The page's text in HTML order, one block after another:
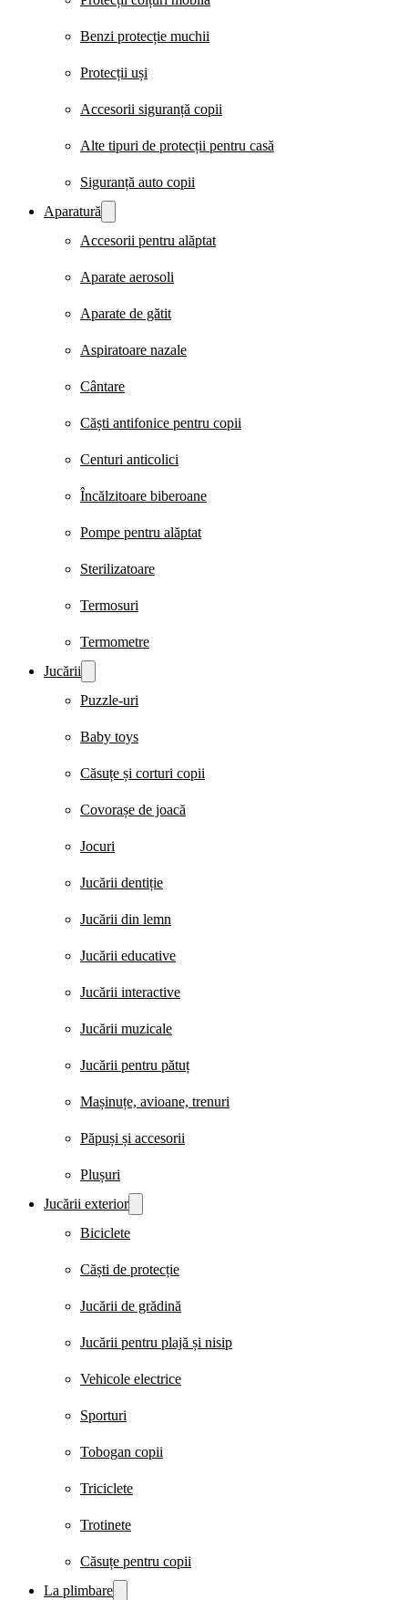
Benzi protecție muchii
Protecții uși
Accesorii siguranță copii
Alte tipuri de protecții pentru casă
Siguranță auto copii
Aparatură
Accesorii pentru alăptat
Aparate aerosoli
Aparate de gătit
Aspiratoare nazale
Cântare
Căști antifonice pentru copii
Centuri anticolici
Încălzitoare biberoane
Pompe pentru alăptat
Sterilizatoare
Termosuri
Termometre
Jucării
Puzzle-uri
Baby toys
Căsuțe și corturi copii
Covorașe de joacă
Jocuri
Jucării dentiție
Jucării din lemn
Jucării educative
Jucării interactive
Jucării muzicale
Jucării pentru pătuț
Mașinuțe, avioane, trenuri
Păpuși și accesorii
Plușuri
Jucării exterior
Biciclete
Căști de protecție
Jucării de grădină
Jucării pentru plajă și nisip
Vehicole electrice
Sporturi
Tobogan copii
Triciclete
Trotinete
Căsuțe pentru copii
La plimbare